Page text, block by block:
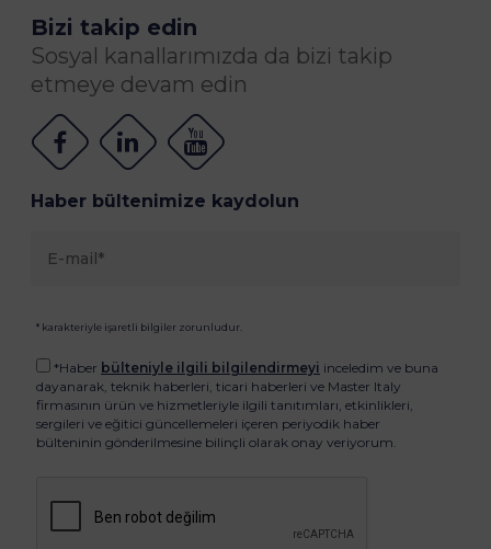
Bizi takip edin
Sosyal kanallarımızda da bizi takip
etmeye devam edin
Haber bültenimize kaydolun
* karakteriyle işaretli bilgiler zorunludur.
*Haber bülteniyle ilgili bilgilendirmeyi inceledim ve buna
dayanarak, teknik haberleri, ticari haberleri ve Master Italy
firmasının ürün ve hizmetleriyle ilgili tanıtımları, etkinlikleri,
sergileri ve eğitici güncellemeleri içeren periyodik haber
bülteninin gönderilmesine bilinçli olarak onay veriyorum.